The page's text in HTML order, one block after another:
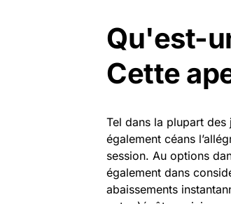
Qu'est-
Cette
Tel dans la plupart
également céans
session. Au options
également dans
abaissements